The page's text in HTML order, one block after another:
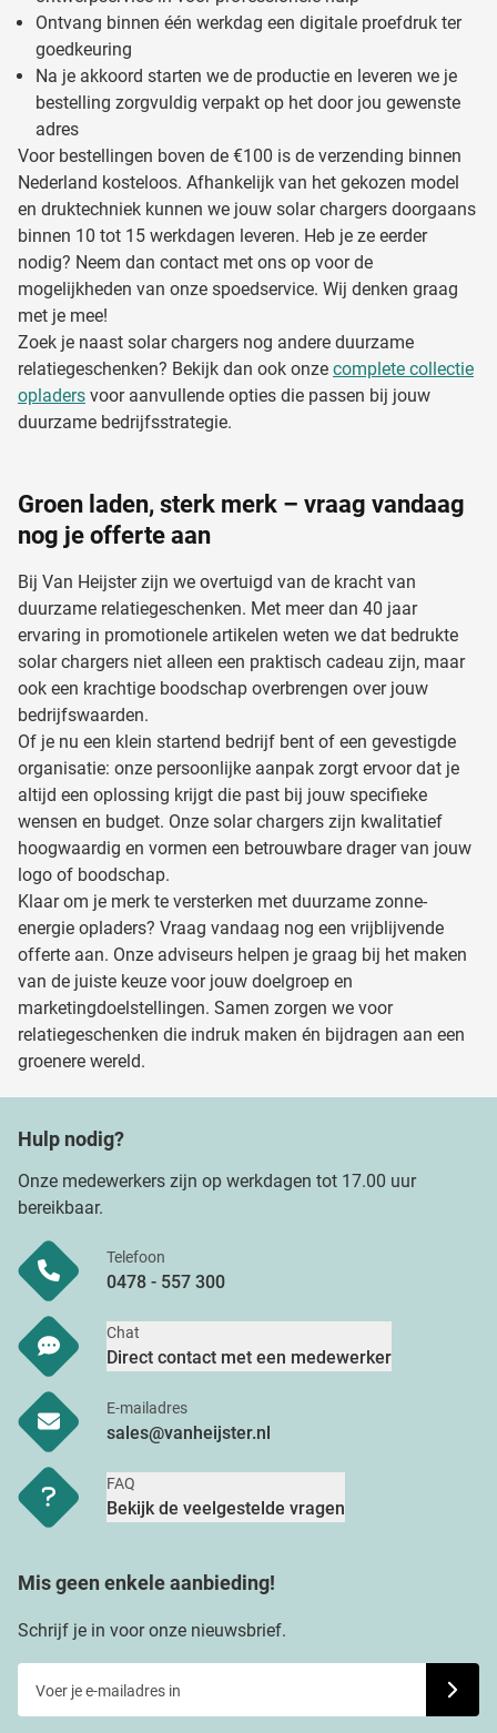
Ontvang binnen één werkdag een digitale proefdruk ter
goedkeuring
Na je akkoord starten we de productie en leveren we je
bestelling zorgvuldig verpakt op het door jou gewenste
adres
Voor bestellingen boven de €100 is de verzending binnen
Nederland kosteloos. Afhankelijk van het gekozen model
en druktechniek kunnen we jouw solar chargers doorgaans
binnen 10 tot 15 werkdagen leveren. Heb je ze eerder
nodig? Neem dan contact met ons op voor de
mogelijkheden van onze spoedservice. Wij denken graag
met je mee!
Zoek je naast solar chargers nog andere duurzame
relatiegeschenken? Bekijk dan ook onze complete collectie
opladers voor aanvullende opties die passen bij jouw
duurzame bedrijfsstrategie.
Groen laden, sterk merk – vraag vandaag
nog je offerte aan
Bij Van Heijster zijn we overtuigd van de kracht van
duurzame relatiegeschenken. Met meer dan 40 jaar
ervaring in promotionele artikelen weten we dat bedrukte
solar chargers niet alleen een praktisch cadeau zijn, maar
ook een krachtige boodschap overbrengen over jouw
bedrijfswaarden.
Of je nu een klein startend bedrijf bent of een gevestigde
organisatie: onze persoonlijke aanpak zorgt ervoor dat je
altijd een oplossing krijgt die past bij jouw specifieke
wensen en budget. Onze solar chargers zijn kwalitatief
hoogwaardig en vormen een betrouwbare drager van jouw
logo of boodschap.
Klaar om je merk te versterken met duurzame zonne-
energie opladers? Vraag vandaag nog een vrijblijvende
offerte aan. Onze adviseurs helpen je graag bij het maken
van de juiste keuze voor jouw doelgroep en
marketingdoelstellingen. Samen zorgen we voor
relatiegeschenken die indruk maken én bijdragen aan een
groenere wereld.
Hulp nodig?
Onze medewerkers zijn op werkdagen tot 17.00 uur
bereikbaar.
Telefoon
0478 - 557 300
Chat
Direct contact met een medewerker
E-mailadres
sales@vanheijster.nl
FAQ
Bekijk de veelgestelde vragen
Mis geen enkele aanbieding!
Schrijf je in voor onze nieuwsbrief.